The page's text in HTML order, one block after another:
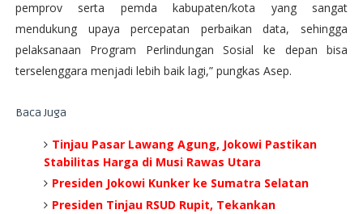
pemprov serta pemda kabupaten/kota yang sangat
mendukung upaya percepatan perbaikan data, sehingga
pelaksanaan Program Perlindungan Sosial ke depan bisa
terselenggara menjadi lebih baik lagi,” pungkas Asep.
Baca Juga
Tinjau Pasar Lawang Agung, Jokowi Pastikan
Stabilitas Harga di Musi Rawas Utara
Presiden Jokowi Kunker ke Sumatra Selatan
Presiden Tinjau RSUD Rupit, Tekankan